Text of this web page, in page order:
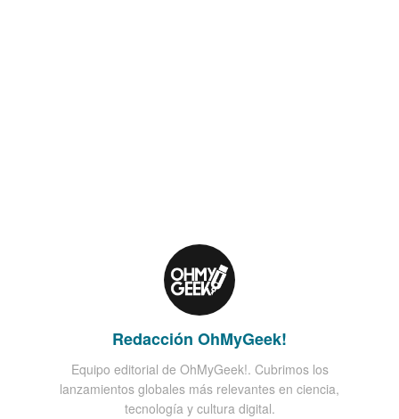
Redacción OhMyGeek!
Equipo editorial de OhMyGeek!. Cubrimos los
lanzamientos globales más relevantes en ciencia,
tecnología y cultura digital.